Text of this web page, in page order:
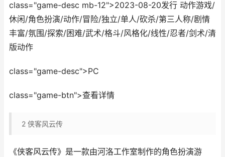
class="game-desc mb-12">2023-08-20发行 动作游戏/
休闲/角色扮演/动作/冒险/独立/单人/砍杀/第三人称/剧情
丰富/氛围/探索/困难/武术/格斗/风格化/线性/忍者/剑术/清
版动作
class="game-desc">PC
class="game-btn">查看详情
2 侠客风云传
《侠客风云传》是一款由河洛工作室制作的角色扮演游